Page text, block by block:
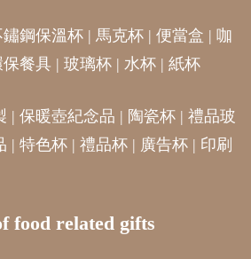
鏽鋼保溫杯 | 馬克杯 | 便當盒 | 咖
保餐具 | 玻璃杯 | 水杯 | 紙杯
| 保暖壺紀念品 | 陶瓷杯 | 禮品玻
| 特色杯 | 禮品杯 | 廣告杯 | 印刷
food related gifts